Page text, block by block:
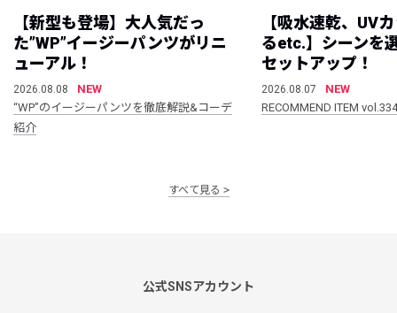
【新型も登場】大人気だっ
た”WP”イージーパンツがリニ
ューアル！
2026.08.08
NEW
“WP”のイージーパンツを徹底解説&コーデ
紹介
【吸水速乾、UV
るetc.】シーンを
セットアップ！
2026.08.07
NEW
RECOMMEND ITEM vol.334
すべて見る
公式SNSアカウント